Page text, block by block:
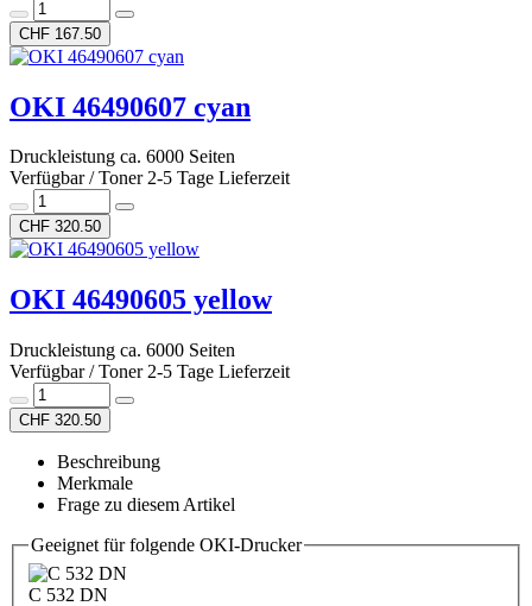
CHF 167.50
OKI 46490607 cyan
Druckleistung ca. 6000 Seiten
Verfügbar / Toner 2-5 Tage Lieferzeit
CHF 320.50
OKI 46490605 yellow
Druckleistung ca. 6000 Seiten
Verfügbar / Toner 2-5 Tage Lieferzeit
CHF 320.50
Beschreibung
Merkmale
Frage zu diesem Artikel
Geeignet für folgende OKI-Drucker
C 532 DN